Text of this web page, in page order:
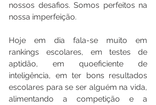
nossos desafios. Somos perfeitos na
nossa imperfeição.
Hoje em dia fala-se muito em
rankings escolares, em testes de
aptidão, em quoeficiente de
inteligência, em ter bons resultados
escolares para se ser alguém na vida,
alimentando a competição e a